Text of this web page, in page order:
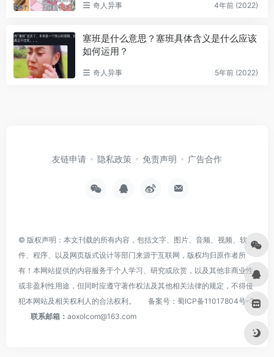
奇人异事 4年前 (2022)
塞班是什么意思？塞班具体含义是什么应该
如何运用？
奇人异事 5年前 (2022)
友链申请 隐私政策 免责声明 广告合作
© 版权声明：本文刊载的所有内容，包括文字、图片、音频、视频、软
件、程序、以及网页版式设计等部门来源于互联网，版权均归原作者所
有！本网站提供的内容服务于个人学习、研究或欣赏，以及其他非商业性
或非盈利性用途，但同时应遵守著作权法及其他相关法律的规定，不得侵
犯本网站及相关权利人的合法权利。
备案号： 蜀ICP备11017804号-3
联系邮箱： aoxolcom@163.com